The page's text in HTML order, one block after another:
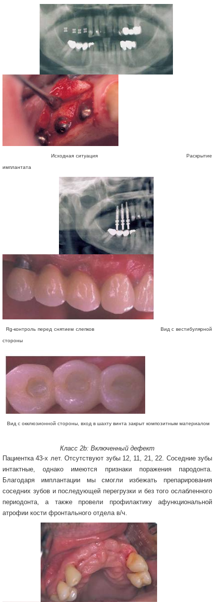
Исходная ситуация Раскрытие
имплантата
Rg-контроль перед снятием слепков Вид с вестибулярной
стороны
Вид с окклюзионной стороны, вход в шахту винта закрыт композитным материалом
Класс 2b: Включенный дефект
Пациентка 43-х лет. Отсутствуют зубы 12, 11, 21, 22. Соседние зубы
интактные, однако имеются признаки поражения пародонта.
Благодаря имплантации мы смогли избежать препарирования
соседних зубов и последующей перегрузки и без того ослабленного
периодонта, а также провели профилактику афункциональной
атрофии кости фронтального отдела в/ч.